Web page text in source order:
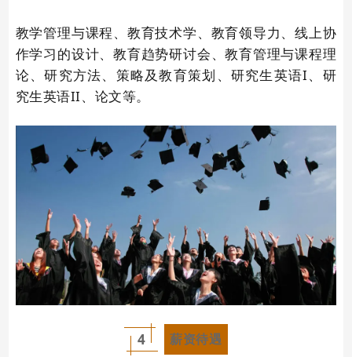
教学管理与课程、教育技术学、教育领导力、线上协
作学习的设计、教育趋势研讨会、教育管理与课程理
论、研究方法、策略及教育策划、研究生英语I、研
究生英语II、论文等。
4 薪资待遇